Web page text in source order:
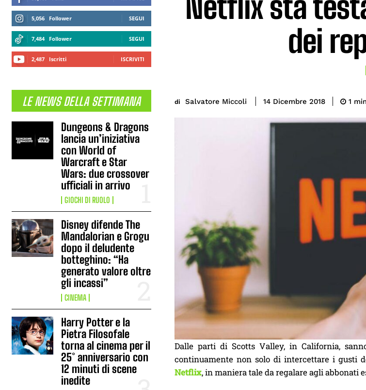
5,056 Follower SEGUI
7,484 Follower SEGUI
2,487 Iscritti ISCRIVITI
LE NEWS DELLA SETTIMANA
Dungeons & Dragons
lancia un’iniziativa
con World of
Warcraft e Star
Wars: due crossover
ufficiali in arrivo
GIOCHI DI RUOLO
Disney difende The
Mandalorian e Grogu
dopo il deludente
botteghino: “Ha
generato valore oltre
gli incassi”
CINEMA
Harry Potter e la
Pietra Filosofale
torna al cinema per il
25° anniversario con
12 minuti di scene
inedite
dei
di Salvatore Miccoli 14 Dicembre 2018 1
Dalle parti di Scotts Valley, in California,
continuamente non solo di intercettare i gusti
Netflix, in maniera tale da regalare agli abbonati